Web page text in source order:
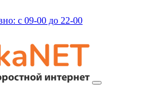
с 09-00 до 22-00